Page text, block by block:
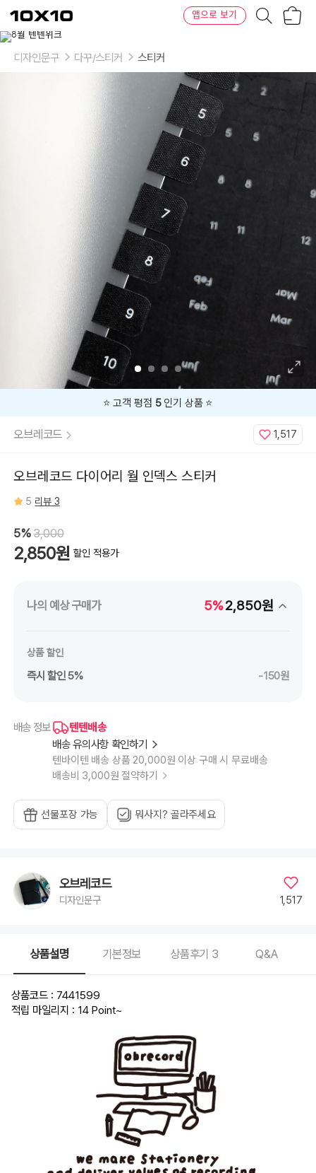
텐
바
텐
앱으로 보기
디자인문구 다꾸/스티커 스티커
⭐️ 고객 평점 5인기 상품 ⭐️
오브레코드 1,517
오브레코드 다이어리 월 인덱스 스티커
5 리뷰 3
5%3,000
2,850원 할인 적용가
나의 예상 구매가 5%2,850원
상품 할인
즉시 할인 5% -150원
배송 정보
텐텐배송
배송 유의사항 확인하기
텐바이텐 배송 상품 20,000원 이상 구매 시 무료배송
배송비 3,000원 절약하기
선물포장 가능 뭐사지? 골라주세요
오브레코드
디자인문구 1,517
상품설명 기본정보 상품후기 3 Q&A
상품코드 : 7441599
적립 마일리지 : 14 Point~